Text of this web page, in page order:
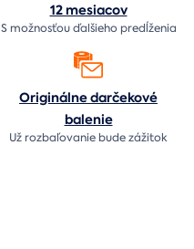
12 mesiacov
S možnosťou ďalšieho predĺženia
Originálne darčekové
balenie
Už rozbaľovanie budezážitok